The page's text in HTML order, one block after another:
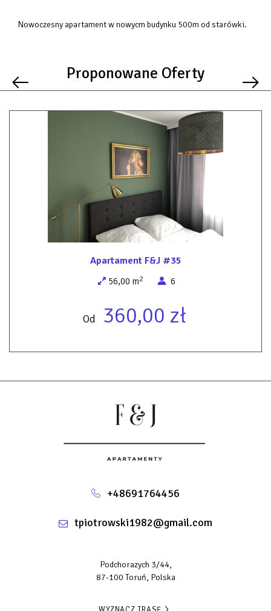
Nowoczesny apartament w nowycm budynku 500m od starówki.
Proponowane Oferty
Apartament F&J #35
56,00 m2 6
Od 360,00 zł
+48691764456
tpiotrowski1982@gmail.com
Podchorazych 3/44,
87-100 Toruń, Polska